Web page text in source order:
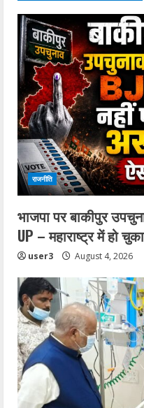
राजनीति
भाजपा पर बाकीपुर
UP – महाराष्ट्र में हो
user3 August 4, 2026